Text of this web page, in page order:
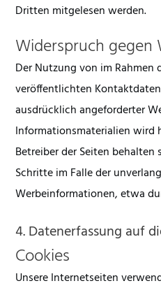
Dritten mitgelesen werden.
Widerspruch gegen
Der Nutzung von im Rahmen
veröffentlichten
ausdrücklich angeforderter
Informationsmaterialien wird
Betreiber der Seiten
Schritte im Falle der
Werbeinformationen, etwa
4. Datenerfassung auf
Cookies
Unsere Internetseiten